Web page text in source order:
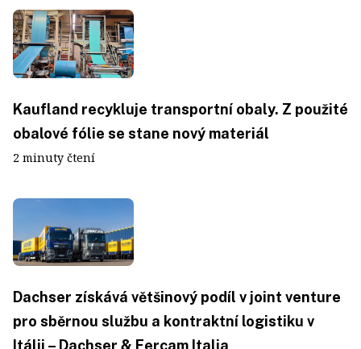
Kaufland recykluje transportní obaly. Z použité
obalové fólie se stane nový materiál
2 minuty čtení
Dachser získává většinový podíl v joint venture
pro sběrnou službu a kontraktní logistiku v
Itálii – Dachser & Fercam Italia